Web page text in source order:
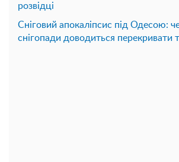
розвідці
Сніговий апокаліпсис під Одесою:
снігопади доводиться перекривати